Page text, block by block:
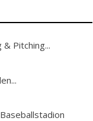
Pitching...